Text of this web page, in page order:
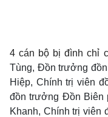
4 cán bộ bị đình chỉ
Tùng, Đồn trưởng
Hiệp, Chính trị viên
đồn trưởng Đồn Biên
Khanh, Chính trị viên